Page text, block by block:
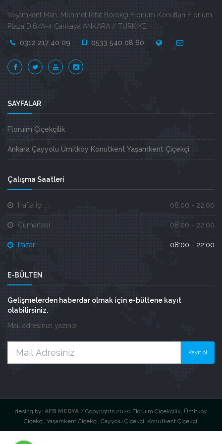
Yaşamkent Mah. Mehmet Rifat Börekçi Florium Konutları Florium
Plaza D:6/A-4 Çankaya ANKARA / TÜRKİYE
0312 217 40 09 0533 540 08 60
SAYFALAR
Floruim Çiçekçilik
Ankara Çayyolu Ümitköy Konutkent Yaşamkent Çiçekçi
Çalışma Saatleri
Hafta İçi : 08:00 - 22:00
Cumartesi : 08:00 - 22:00
Pazar 08:00 - 22:00
E-BÜLTEN
Gelişmelerden haberdar olmak için e-bültene kayıt
olabilirsiniz.
Mail adresinizi yazınız
Kayıt ol
desing by: AFB MEDYA / Copyrights 2020 Floruim Çiçekçilik, Ümitköy
Çiçekçi, Yaşamkent Çiçekçi, Çayyolu Çiçekçi, Konutkent Çiçekçi,